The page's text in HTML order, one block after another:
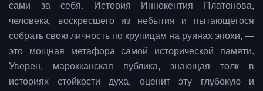
сами за себя. История Иннокентия Платонова,
человека, воскресшего из небытия и пытающегося
собрать свою личность по крупицам на руинах эпохи, —
это мощная метафора самой исторической памяти.
Уверен, марокканская публика, знающая толк в
историях стойкости духа, оценит эту глубокую и